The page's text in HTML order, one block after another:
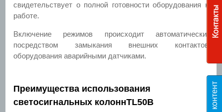
свидетельствует о полной готовности оборудования к
работе.
Включение режимов происходит автоматически,
посредством замыкания внешних контактов
оборудования аварийными датчиками.
Преимущества использования
светосигнальных колоннTL50B